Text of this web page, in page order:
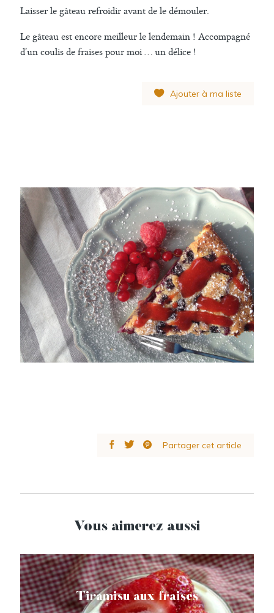
Laisser le gâteau refroidir avant de le démouler.
Le gâteau est encore meilleur le lendemain ! Accompagné
d’un coulis de fraises pour moi … un délice !
Ajouter à ma liste
Partager cet article
Vous aimerez aussi
Tiramisu aux fraises